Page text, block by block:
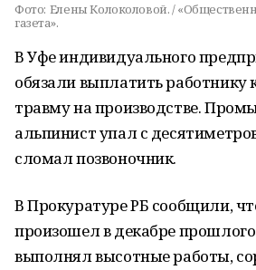
Фото: Елены Колоколовой. /
газета».
В Уфе индивидуального
обязали выплатить работнику
травму на производстве.
альпинист упал с
сломал позвоночник.
В Прокуратуре РБ сообщили,
произошел в декабре
выполнял высотные работы,